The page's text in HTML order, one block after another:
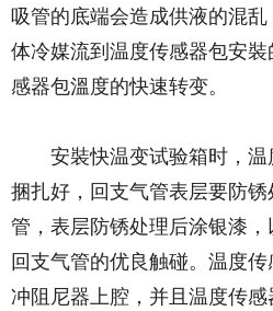
吸管的底端会造成供液的混
体冷媒流到温度传感器包安
感器包溫度的快速转变。
安裝快温变试验箱时，温
捆扎好，回支气管表层要防
管，表层防锈处理后涂银漆
回支气管的优良触碰。温度
冲阻尼器上腔，并且温度传